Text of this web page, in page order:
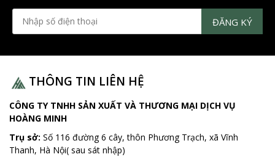
THÔNG TIN LIÊN HỆ
CÔNG TY TNHH SẢN XUẤT VÀ THƯƠNG MẠI DỊCH VỤ
HOÀNG MINH
Trụ sở: Số 116 đường 6 cây, thôn Phương Trạch, xã Vĩnh
Thanh, Hà Nội( sau sát nhập)